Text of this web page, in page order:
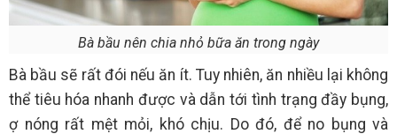
Bà bầu nên chia nhỏ bữa ăn trong ngày
Bà bầu sẽ rất đói nếu ăn ít. Tuy nhiên, ăn nhiều lại không
thể tiêu hóa nhanh được và dẫn tới tình trạng đầy bụng,
ợ nóng rất mệt mỏi, khó chịu. Do đó, để no bụng và